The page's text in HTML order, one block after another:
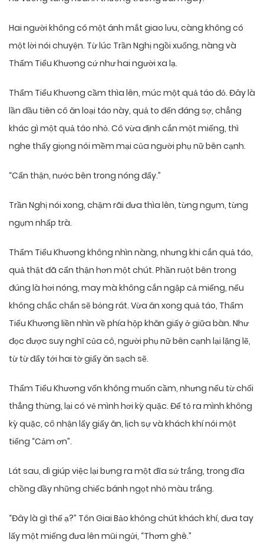
Hai người không có một ánh mắt giao lưu, càng không có
một lời nói chuyện. Từ lúc Trần Nghị ngồi xuống, nàng và
Thẩm Tiểu Khương cứ như hai người xa lạ.
Thẩm Tiểu Khương cầm thìa lên, múc một quả táo đỏ. Đây là
lần đầu tiên cô ăn loại táo này, quả to đến đáng sợ, chẳng
khác gì một quả táo nhỏ. Cô vừa định cắn một miếng, thì
nghe thấy giọng nói mềm mại của người phụ nữ bên cạnh.
“Cẩn thận, nước bên trong nóng đấy.”
Trần Nghị nói xong, chậm rãi đưa thìa lên, từng ngụm, từng
ngụm nhấp trà.
Thẩm Tiểu Khương không nhìn nàng, nhưng khi cắn quả táo,
quả thật đã cẩn thận hơn một chút. Phần ruột bên trong
đúng là hơi nóng, may mà không cắn ngập cả miếng, nếu
không chắc chắn sẽ bỏng rát. Vừa ăn xong quả táo, Thẩm
Tiểu Khương liền nhìn về phía hộp khăn giấy ở giữa bàn. Như
đọc được suy nghĩ của cô, người phụ nữ bên cạnh lại lặng lẽ,
từ từ đẩy tới hai tờ giấy ăn sạch sẽ.
Thẩm Tiểu Khương vốn không muốn cầm, nhưng nếu từ chối
thẳng thừng, lại có vẻ mình hơi kỳ quặc. Để tỏ ra mình không
kỳ quặc, cô nhận lấy giấy ăn, lịch sự và khách khí nói một
tiếng “Cảm ơn”.
Lát sau, dì giúp việc lại bưng ra một đĩa sứ trắng, trong đĩa
chồng đầy những chiếc bánh ngọt nhỏ màu trắng.
“Đây là gì thế ạ?” Tôn Giai Bảo không chút khách khí, đưa tay
lấy một miếng đưa lên mũi ngửi, “Thơm ghê.”